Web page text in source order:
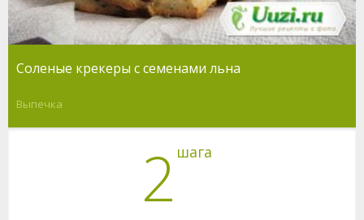
Соленые крекеры с семенами льна
Выпечка
2 шага